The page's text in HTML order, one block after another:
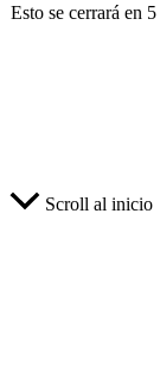
Esto se cerrará en 5
Scroll al inicio